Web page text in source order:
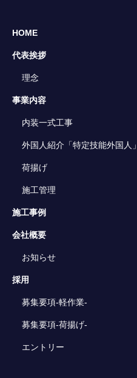
HOME
代表挨拶
理念
事業内容
内装一式工事
外国人紹介 「特定技能外国人」
荷揚げ
施工管理
施工事例
会社概要
お知らせ
採用
募集要項-軽作業-
募集要項-荷揚げ-
エントリー